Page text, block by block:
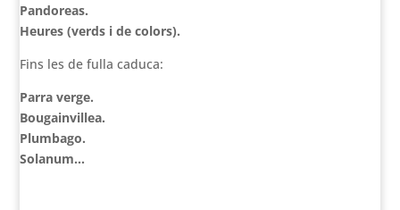
Pandoreas.
Heures (verds i de colors).
Fins les de fulla caduca:
Parra verge.
Bougainvillea.
Plumbago.
Solanum…